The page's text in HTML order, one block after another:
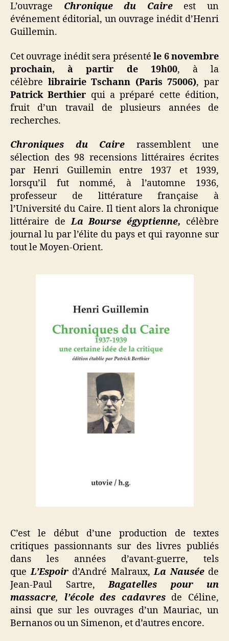
L’ouvrage Chronique du Caire est un
événement éditorial, un ouvrage inédit d’Henri
Guillemin.
Cet ouvrage inédit sera présentéle 6 novembre
prochain, à partir de 19h00, à la
célèbre librairie Tschann (Paris 75006), par
Patrick Berthier qui a préparé cette édition,
fruit d’un travail de plusieurs années de
recherches.
Chroniques du Caire rassemblent une
sélection des 98 recensions littéraires écrites
par Henri Guillemin entre 1937 et 1939,
lorsqu’il fut nommé, à l’automne 1936,
professeur de littérature française à
l’Université du Caire. Il tient alors la chronique
littéraire deLa Bourse égyptienne, célèbre
journal lu par l’élite du pays et qui rayonne sur
tout le Moyen-Orient.
C’est le début d’une production de textes
critiques passionnants sur des livres publiés
dans les années d’avant-guerre, tels
queL’Espoir d’André Malraux,La Nauséede
Jean-Paul Sartre,Bagatelles pour un
massacre, l’école des cadavresde Céline,
ainsi que sur les ouvrages d’un Mauriac, un
Bernanos ou un Simenon, et d’autres encore.